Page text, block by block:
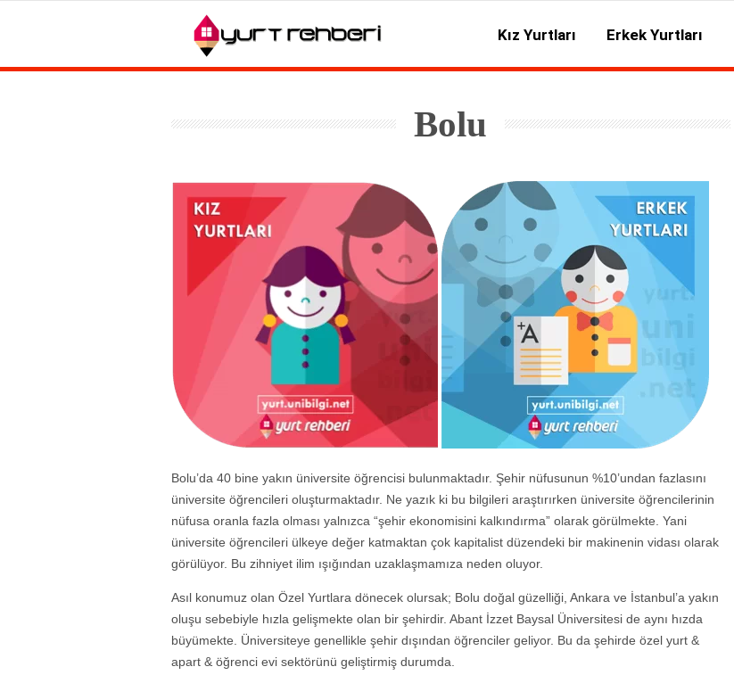
Kız Yurtları Erkek Yurtları
Bolu
Bolu’da 40 bine yakın üniversite öğrencisi bulunmaktadır. Şehir nüfusunun %10’undan fazlasını
üniversite öğrencileri oluşturmaktadır. Ne yazık ki bu bilgileri araştırırken üniversite öğrencilerinin
nüfusa oranla fazla olması yalnızca “şehir ekonomisini kalkındırma” olarak görülmekte. Yani
üniversite öğrencileri ülkeye değer katmaktan çok kapitalist düzendeki bir makinenin vidası olarak
görülüyor. Bu zihniyet ilim ışığından uzaklaşmamıza neden oluyor.
Asıl konumuz olan Özel Yurtlara dönecek olursak; Bolu doğal güzelliği, Ankara ve İstanbul’a yakın
oluşu sebebiyle hızla gelişmekte olan bir şehirdir. Abant İzzet Baysal Üniversitesi de aynı hızda
büyümekte. Üniversiteye genellikle şehir dışından öğrenciler geliyor. Bu da şehirde özel yurt &
apart & öğrenci evi sektörünü geliştirmiş durumda.